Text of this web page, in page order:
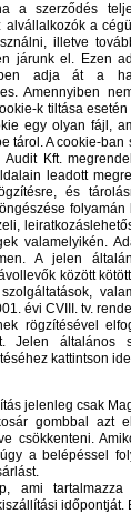
a szerződés
a
illetve
járunk el. Ezen
adja át a
Amennyiben
k tiltása
egy olyan fájl,
tárol. A cookie-
Kft.
leadott
és
valamelyikén.
A jelen
között
évi CVIII. tv.
rögzítésével
Jelen általános
kattintson
jelenleg csak
gombbal azt
csökkenteni.
a belépéssel
ami
időpontját.